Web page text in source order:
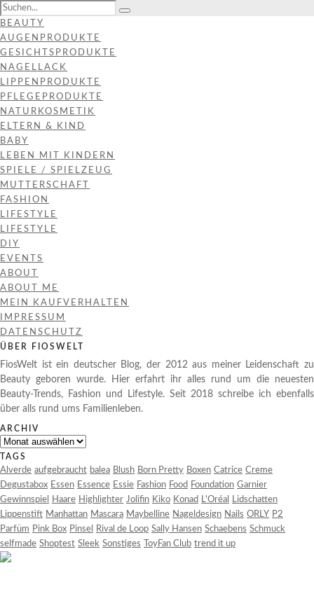
BEAUTY
AUGENPRODUKTE
GESICHTSPRODUKTE
NAGELLACK
LIPPENPRODUKTE
PFLEGEPRODUKTE
NATURKOSMETIK
ELTERN & KIND
BABY
LEBEN MIT KINDERN
SPIELE / SPIELZEUG
MUTTERSCHAFT
FASHION
LIFESTYLE
LIFESTYLE
DIY
EVENTS
ABOUT
ABOUT ME
MEIN KAUFVERHALTEN
IMPRESSUM
DATENSCHUTZ
ÜBER FIOSWELT
FiosWelt ist ein deutscher Blog, der 2012 aus meiner Leidenschaft zu
Beauty geboren wurde. Hier erfahrt ihr alles rund um die neuesten
Beauty-Trends, Fashion und Lifestyle. Seit 2018 schreibe ich ebenfalls
über alls rund ums Familienleben.
ARCHIV
Archiv
TAGS
Alverde aufgebraucht balea Blush Born Pretty Boxen Catrice Creme
Degustabox Essen Essence Essie Fashion Food Foundation Garnier
Gewinnspiel
Haare Highlighter Jolifin Kiko Konad L'Oréal
Lidschatten
Lippenstift Manhattan Mascara Maybelline Nageldesign Nails ORLY P2
Parfüm Pink Box Pinsel Rival de Loop Sally Hansen Schaebens Schmuck
selfmade Shoptest Sleek Sonstiges ToyFan Club trend it up